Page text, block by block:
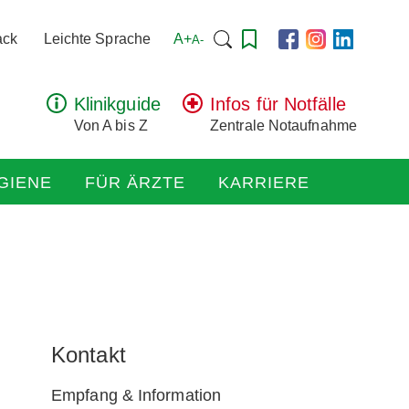
Leichte Sprache A+A- Suchen
Klinikguide
Von A bis Z
Infos für Notfälle
Zentrale Notaufnahme
FÜR ÄRZTE KARRIERE
Kontakt
Empfang & Information